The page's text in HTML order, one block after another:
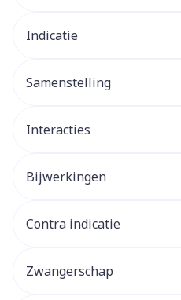
Indicatie
Samenstelling
Interacties
Bijwerkingen
Contra indicatie
Zwangerschap